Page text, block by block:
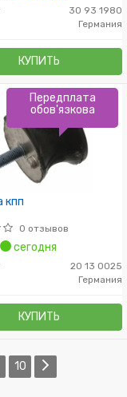
30 93 1980
Германия
КУПИТЬ
кпп
0 отзывов
сегодня
20 13 0025
Германия
КУПИТЬ
Передплата
обов'язкова
10